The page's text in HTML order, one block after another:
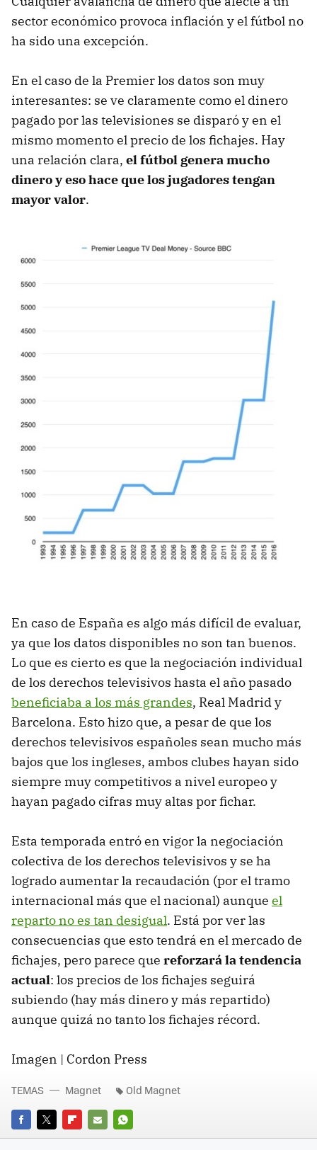
sector económico provoca inflación y el fútbol no
ha sido una excepción.
En el caso de la Premier los datos son muy
interesantes: se ve claramente como el dinero
pagado por las televisiones se disparó y en el
mismo momento el precio de los fichajes. Hay
una relación clara, el fútbol genera mucho
dinero y eso hace que los jugadores tengan
mayor valor.
En caso de España es algo más difícil de evaluar,
ya que los datos disponibles no son tan buenos.
Lo que es cierto es que la negociación individual
de los derechos televisivos hasta el año pasado
beneficiaba a los más grandes, Real Madrid y
Barcelona. Esto hizo que, a pesar de que los
derechos televisivos españoles sean mucho más
bajos que los ingleses, ambos clubes hayan sido
siempre muy competitivos a nivel europeo y
hayan pagado cifras muy altas por fichar.
Esta temporada entró en vigor la negociación
colectiva de los derechos televisivos y se ha
logrado aumentar la recaudación (por el tramo
internacional más que el nacional) aunque el
reparto no es tan desigual. Está por ver las
consecuencias que esto tendrá en el mercado de
fichajes, pero parece que reforzará la tendencia
actual: los precios de los fichajes seguirá
subiendo (hay más dinero y más repartido)
aunque quizá no tanto los fichajes récord.
Imagen | Cordon Press
FACEBOOK
TWITTERFLIPBOARD
E-
WHATSAPP
TEMAS Magnet Old Magnet